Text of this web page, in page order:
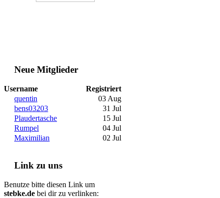
Neue Mitglieder
Username
Registriert
quentin
03 Aug
bens03203
31 Jul
Plaudertasche
15 Jul
Rumpel
04 Jul
Maximilian
02 Jul
Link zu uns
Benutze bitte diesen Link um
stebke.de bei dir zu verlinken: